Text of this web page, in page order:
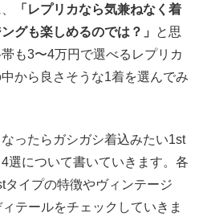
「レプリカなら気兼ねなく着
グも楽しめるのでは？」
と思
も3〜4万円で選べるレプリカ
から良さそうな1着を選んでみ
ったらガシガシ着込みたい1st
選について書いていきます。各
タイプの特徴やヴィンテージ
テールをチェックしていきま